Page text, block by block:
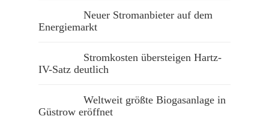
Neuer Stromanbieter auf dem
Energiemarkt
Stromkosten übersteigen Hartz-
IV-Satz deutlich
Weltweit größte Biogasanlage in
Güstrow eröffnet